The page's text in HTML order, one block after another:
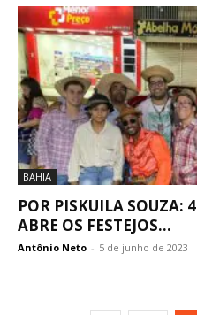
BAHIA
POR PISKUILA SOUZA:
ABRE OS FESTEJOS...
Antônio Neto - 5 de junho de 2023